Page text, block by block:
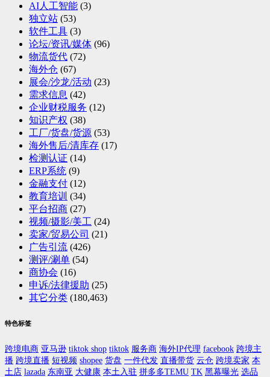
AI人工智能 (3)
独立站 (53)
软件工具 (3)
论坛/资讯/媒体 (96)
物流货代 (72)
海外仓 (67)
展会/沙龙/活动 (23)
需求信息 (42)
企业财税服务 (12)
知识产权 (38)
工厂/货盘/货源 (53)
海外售后/清库存 (17)
检测认证 (14)
ERP系统 (9)
金融支付 (12)
教育培训 (34)
平台招商 (27)
视频/摄影/美工 (24)
卖家/贸易公司 (21)
广告引流 (426)
测评/涮单 (54)
商协会 (16)
申诉/法律援助 (25)
其它分类 (180,463)
特色标签
跨境电商 亚马逊 tiktok shop tiktok 服务商 海外IP代理 facebook 跨境主
播 跨境直播 短视频 shopee 货盘 一件代发 直播带货 云仓 跨境卖家 本
土店 lazada 东南亚 大健康 本土入驻 拼多多TEMU TK 黑幕曝光 选品